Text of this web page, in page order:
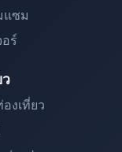
แซม
อร์
งเที่ยว